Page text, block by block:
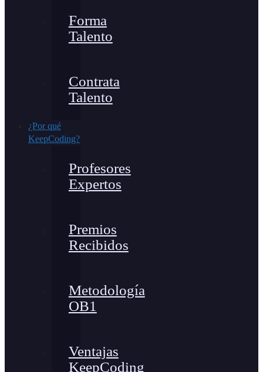
Forma
Talento
Contrata
Talento
¿Por qué
KeepCoding?
Profesores
Expertos
Premios
Recibidos
Metodología
OB1
Ventajas
KeepCoding